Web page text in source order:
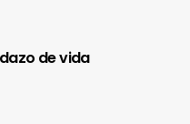
de vida